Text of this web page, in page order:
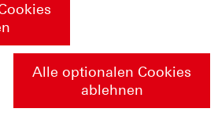
Alle optionalen Cookies
ablehnen